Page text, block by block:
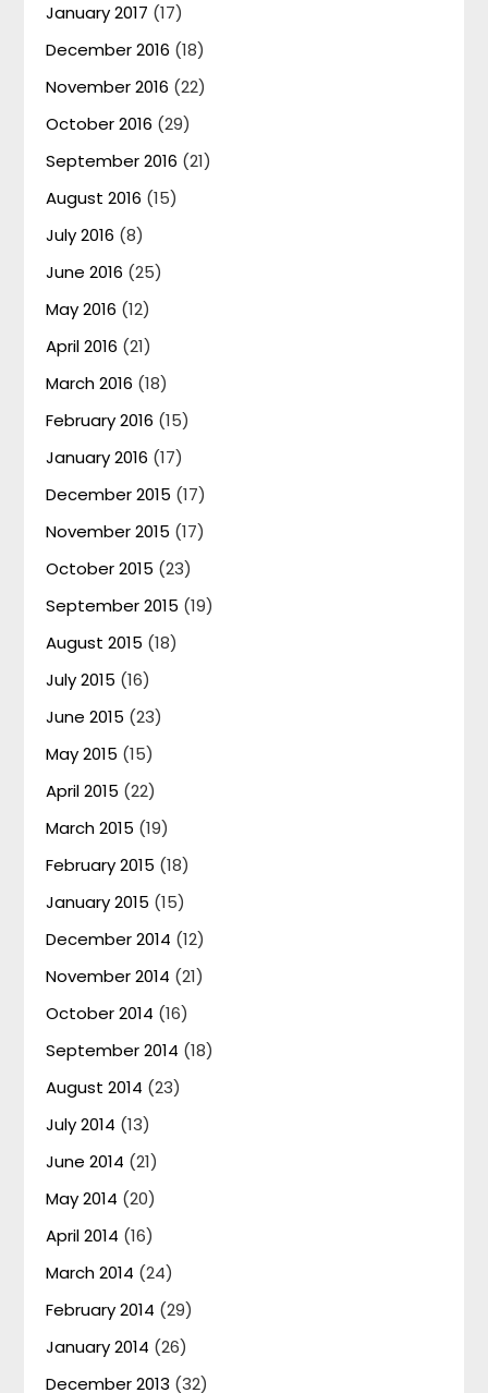
January 2017 (17)
December 2016 (18)
November 2016 (22)
October 2016 (29)
September 2016 (21)
August 2016 (15)
July 2016 (8)
June 2016 (25)
May 2016 (12)
April 2016 (21)
March 2016 (18)
February 2016 (15)
January 2016 (17)
December 2015 (17)
November 2015 (17)
October 2015 (23)
September 2015 (19)
August 2015 (18)
July 2015 (16)
June 2015 (23)
May 2015 (15)
April 2015 (22)
March 2015 (19)
February 2015 (18)
January 2015 (15)
December 2014 (12)
November 2014 (21)
October 2014 (16)
September 2014 (18)
August 2014 (23)
July 2014 (13)
June 2014 (21)
May 2014 (20)
April 2014 (16)
March 2014 (24)
February 2014 (29)
January 2014 (26)
December 2013 (32)